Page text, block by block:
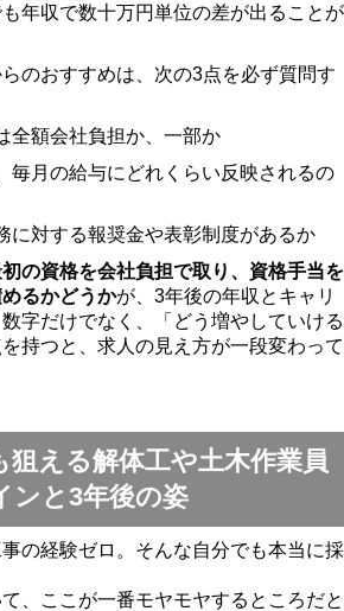
年収で数十万円単位の差が出ることが
のおすすめは、次の3点を必ず質問す
全額会社負担か、一部か
毎月の給与にどれくらい反映されるの
に対する報奨金や表彰制度があるか
の資格を会社負担で取り、資格手当を
るかどうかが、3年後の年収とキャリ
字だけでなく、「どう増やしていける
持つと、求人の見え方が一段変わって
狙える解体工や土木作業員
ンと3年後の姿
事の経験ゼロ。そんな自分でも本当に採
、ここが一番モヤモヤするところだと